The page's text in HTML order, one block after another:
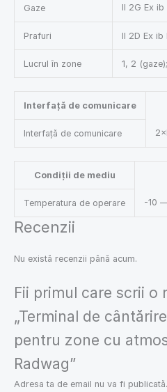
Gaze II 2G Ex
Prafuri II 2D Ex ib
Lucrul în zone 1, 2
Interfață de comunicare
Interfață de comunicare
Condiții de mediu
Temperatura de operare -10
Recenzii
Nu există recenzii până acum.
Fii primul care scrii o
„Terminal de
pentru zone cu
Radwag”
Adresa ta de email nu va fi publicată.